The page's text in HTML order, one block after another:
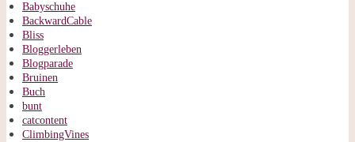
Babyschuhe
BackwardCable
Bliss
Bloggerleben
Blogparade
Bruinen
Buch
bunt
catcontent
ClimbingVines